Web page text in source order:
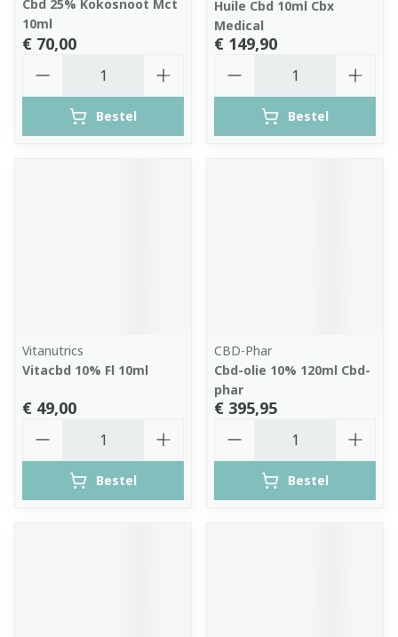
Cbd 25% Kokosnoot Mct
10ml
€ 70,00
Bestel
Huile Cbd 10ml Cbx
Medical
€ 149,90
Bestel
Vitanutrics
Vitacbd 10% Fl 10ml
€ 49,00
Bestel
CBD-Phar
Cbd-olie 10% 120ml Cbd-
phar
€ 395,95
Bestel